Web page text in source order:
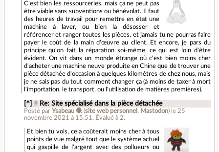
C'est bien les ressourceries, mais ça ne peut pas
être viable sans subventions ou bénévolat. Il faut
des heures de travail pour remettre en état une
machine à laver, ou bien la désosser et
référencer et ranger toutes les pièces, et jamais tu ne pourras faire
payer le coût de la main d'œuvre au client. Et encore, je pars du
principe qu'on fait la réparation soi-même, ce qui est loin d'être
évident. On vit dans un monde étrange où c'est bien moins cher
d'acheter une machine neuve produite en Chine que de trouver une
pièce détachée d'occasion à quelques kilomètres de chez nous, mais
je ne sais pas du tout comment changer ça (à moins de taxer à mort
l'importation, le transport, ou l'utilisation de matières premières).
[^] # Re: Site spécialisé dans la pièce détachée
Posté par Ysabeau 🧶(site web personnel , Mastodon) le 25
novembre 2021 à 15:51 . Évalué à 2.
Et bien tu vois, cela coûterait moins cher à tous
points de vue malgré tout que le système actuel
qui gaspille de l'argent avec des pollueurs ou